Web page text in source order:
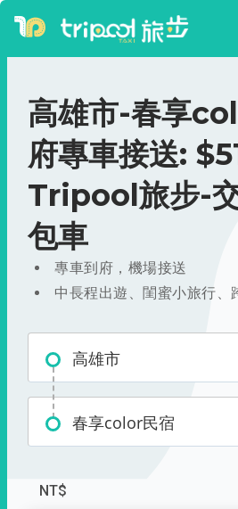
高雄市-春享
府專車接送:
Tripool旅步-
包車
專車到府，機場接送
中長程出遊、閨蜜小旅行、
高雄市
春享color民宿
NT$